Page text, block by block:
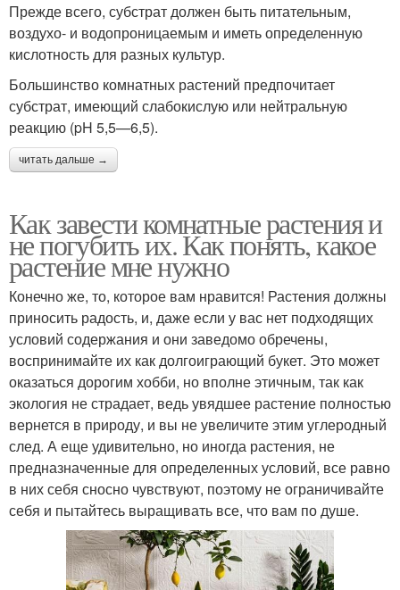
Прежде всего, субстрат должен быть питательным,
воздухо- и водопроницаемым и иметь определенную
кислотность для разных культур.
Большинство комнатных растений предпочитает
субстрат, имеющий слабокислую или нейтральную
реакцию (pH 5,5—6,5).
читать дальше →
Как завести комнатные растения и
не погубить их. Как понять, какое
растение мне нужно
Конечно же, то, которое вам нравится! Растения должны
приносить радость, и, даже если у вас нет подходящих
условий содержания и они заведомо обречены,
воспринимайте их как долгоиграющий букет. Это может
оказаться дорогим хобби, но вполне этичным, так как
экология не страдает, ведь увядшее растение полностью
вернется в природу, и вы не увеличите этим углеродный
след. А еще удивительно, но иногда растения, не
предназначенные для определенных условий, все равно
в них себя сносно чувствуют, поэтому не ограничивайте
себя и пытайтесь выращивать все, что вам по душе.